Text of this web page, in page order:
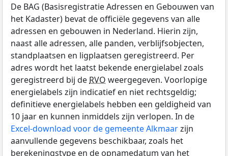
De BAG (Basisregistratie Adressen en Gebouwen van
het Kadaster) bevat de officiële gegevens van alle
adressen en gebouwen in Nederland. Hierin zijn,
naast alle adressen, alle panden, verblijfsobjecten,
standplaatsen en ligplaatsen geregistreerd. Per
adres wordt het laatst bekende energielabel zoals
geregistreerd bij de RVO weergegeven. Voorlopige
energielabels zijn indicatief en niet rechtsgeldig;
definitieve energielabels hebben een geldigheid van
10 jaar en kunnen inmiddels zijn verlopen. In de
Excel-download voor de gemeente Alkmaarzijn
aanvullende gegevens beschikbaar, zoals het
berekeningstype en de opnamedatum van het